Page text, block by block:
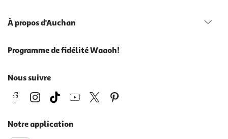
À propos d'Auchan
Programme de fidélité Waaoh!
Nous suivre
Notre application